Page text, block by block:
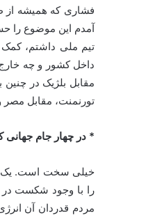
فشاری که همیشه از
آمدم این موضوع را
تیم ملی داشتم، کمک
داخل کشور و چه خارج
مقابل بلژیک در
تورنمنت، مقابل مصر
* در چهار جام جهانی
خیلی سخت است. یک
را با وجود شکست در
مردم قدردان آن